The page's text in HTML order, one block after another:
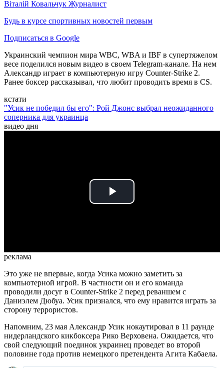
Віталій Ковальчук Журналист
Будь в курсе спортивных новостей первым
Подписаться в Google
Украинский чемпион мира WBC, WBA и IBF в супертяжелом
весе поделился новым видео в своем Telegram-канале. На нем
Александр играет в компьютерную игру Counter-Strike 2.
Ранее боксер рассказывал, что любит проводить время в CS.
кстати
"Усик не победил бы его": Рой Джонс выбрал неожиданного
соперника для украинца
видео дня
Play
реклама
Это уже не впервые, когда Усика можно заметить за
компьютерной игрой. В частности он и его команда
проводили досуг в Counter-Strike 2 перед реваншем с
Даниэлем Дюбуа. Усик признался, что ему нравится играть за
сторону террористов.
Напомним, 23 мая Александр Усик нокаутировал в 11 раунде
нидерландского кикбоксера Рико Верховена. Ожидается, что
свой следующий поединок украинец проведет во второй
половине года против немецкого претендента Агита Кабаела.